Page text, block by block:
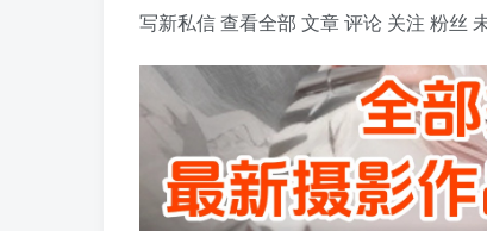
写新私信 查看全部 文章 评论 关注 粉丝